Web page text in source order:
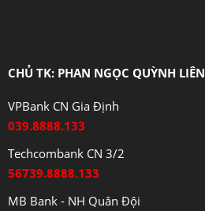
CHỦ TK: PHAN NGỌC QUỲNH LIÊN
VPBank CN Gia Định
039.8888.133
Techcombank CN 3/2
56739.8888.133
MB Bank - NH Quân Đội